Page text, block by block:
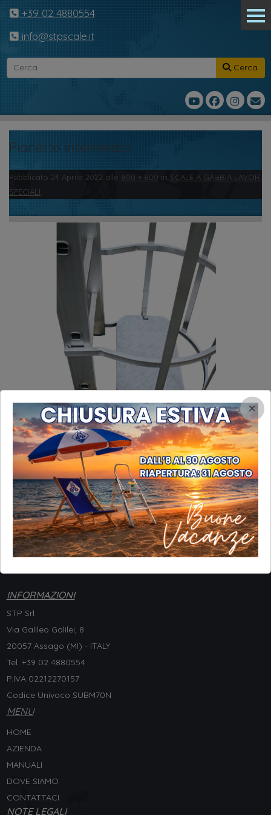
+39 02 4880554
info@stpscale.it
Cerca
Pianetto intermedio
Pubblicato 24 Aprile 2022 alle 800 × 800 in SCALE A GABBIA LAVORI
SPECIALI
Pianetto intermedio
Pianetto intermedio
INFORMAZIONI
STP Srl
Via Galileo Galilei, 8
20057 Assago (MI) - ITALY
Tel. +39 02 4880554
P.IVA 02212270157
Codice Univoco SUBM70N
MENU
HOME
AZIENDA
MANUALI
DOVE SIAMO
CONTATTACI
NOTE LEGALI
×